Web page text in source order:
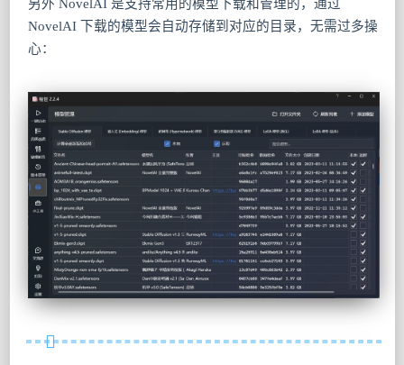
另外 NovelAI 是支持常用的模型下载和管理的，通过
NovelAI 下载的模型会自动存储到对应的目录，无需过多操
心：